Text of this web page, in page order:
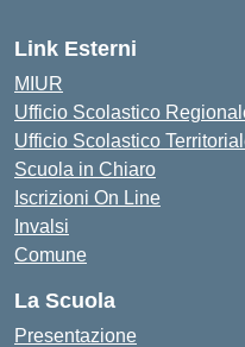
Link Esterni
MIUR
Ufficio Scolastico
Ufficio Scolastico
Scuola in Chiaro
Iscrizioni On Line
Invalsi
Comune
La Scuola
Presentazione